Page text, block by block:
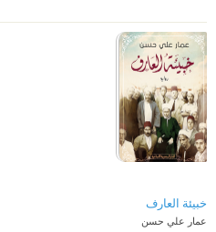
خبيئة العارف
عمار علي حسن